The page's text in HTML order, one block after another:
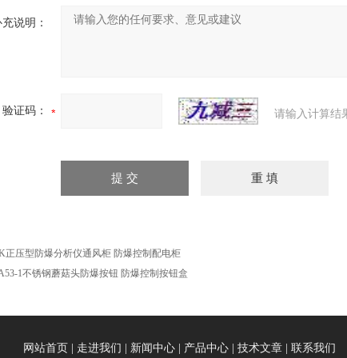
说明：
验证码： 请输入计算结
正压型防爆分析仪通风柜 防爆控制配电柜
1不锈钢蘑菇头防爆按钮 防爆控制按钮盒
网站首页 走进我们 新闻中心| 产品中心| 技术文章| 联系我们